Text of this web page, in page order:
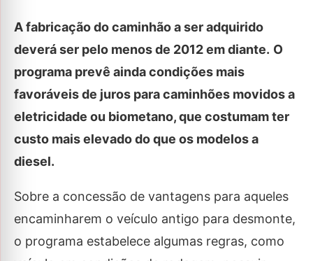
A fabricação do caminhão a ser adquirido
deverá ser pelo menos de 2012 em diante. O
programa prevê ainda condições mais
favoráveis de juros para caminhões movidos a
eletricidade ou biometano, que costumam ter
custo mais elevado do que os modelos a
diesel.
Sobre a concessão de vantagens para aqueles
encaminharem o veículo antigo para desmonte,
o programa estabelece algumas regras, como